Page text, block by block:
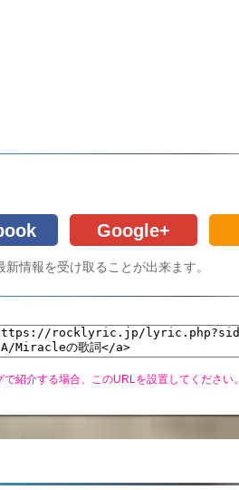
Google+
情報を受け取ることが出来ます。
紹介する場合、このURLを設置してください。